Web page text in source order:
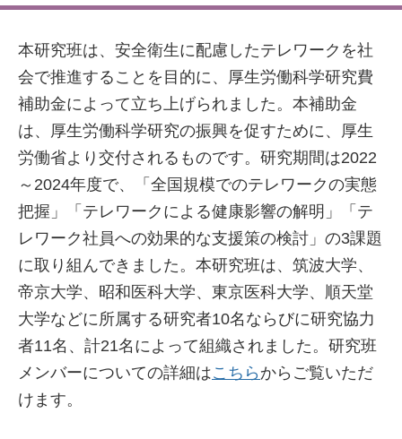
本研究班は、安全衛生に配慮したテレワークを社
会で推進することを目的に、厚生労働科学研究費
補助金によって立ち上げられました。本補助金
は、厚生労働科学研究の振興を促すために、厚生
労働省より交付されるものです。研究期間は2022
～2024年度で、「全国規模でのテレワークの実態
把握」「テレワークによる健康影響の解明」「テ
レワーク社員への効果的な支援策の検討」の3課題
に取り組んできました。本研究班は、筑波大学、
帝京大学、昭和医科大学、東京医科大学、順天堂
大学などに所属する研究者10名ならびに研究協力
者11名、計21名によって組織されました。研究班
メンバーについての詳細はこちら からご覧いただ
けます。